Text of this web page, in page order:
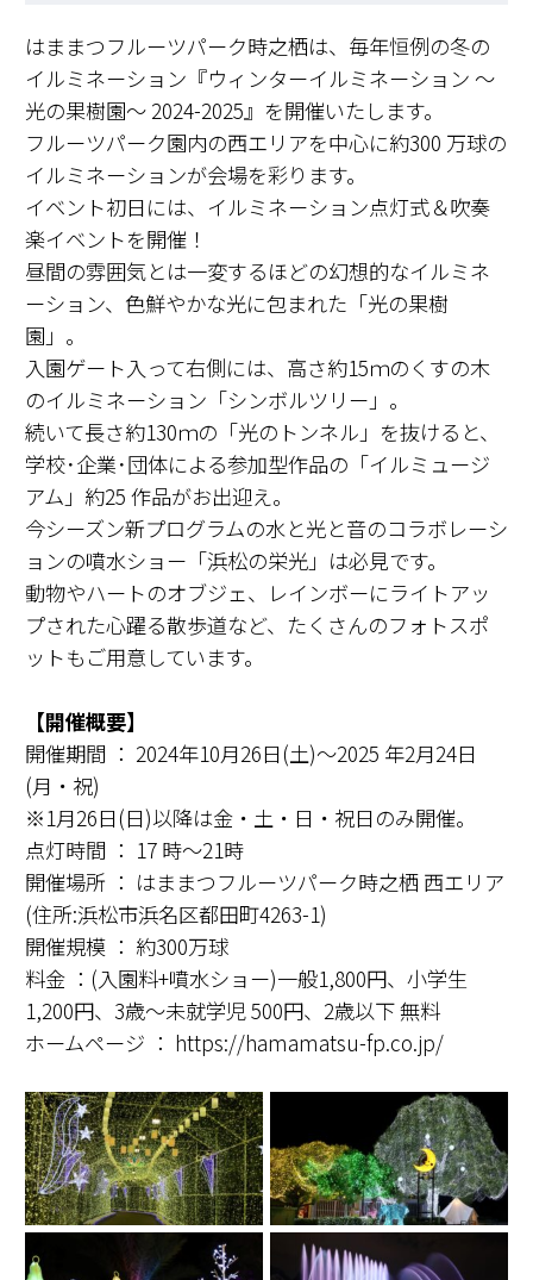
はままつフルーツパーク時之栖は、毎年恒例の冬の
イルミネーション『ウィンターイルミネーション ～
光の果樹園～ 2024-2025』を開催いたします。
フルーツパーク園内の西エリアを中心に約300 万球の
イルミネーションが会場を彩ります。
イベント初日には、イルミネーション点灯式＆吹奏
楽イベントを開催！
昼間の雰囲気とは一変するほどの幻想的なイルミネ
ーション、色鮮やかな光に包まれた「光の果樹
園」。
入園ゲート入って右側には、高さ約15ｍのくすの木
のイルミネーション「シンボルツリー」。
続いて長さ約130ｍの「光のトンネル」を抜けると、
学校･企業･団体による参加型作品の「イルミュージ
アム」約25 作品がお出迎え。
今シーズン新プログラムの水と光と音のコラボレーシ
ョンの噴水ショー「浜松の栄光」は必見です。
動物やハートのオブジェ、レインボーにライトアッ
プされた心躍る散歩道など、たくさんのフォトスポ
ットもご用意しています。
【開催概要】
開催期間 ： 2024年10月26日(土)～2025 年2月24日
(月・祝)
※1月26日(日)以降は金・土・日・祝日のみ開催。
点灯時間 ： 17 時～21時
開催場所 ： はままつフルーツパーク時之栖 西エリア
(住所:浜松市浜名区都田町4263-1)
開催規模 ： 約300万球
料金 ：(入園料+噴水ショー)一般1,800円、小学生
1,200円、3歳～未就学児 500円、2歳以下 無料
ホームページ ： https://hamamatsu-fp.co.jp/